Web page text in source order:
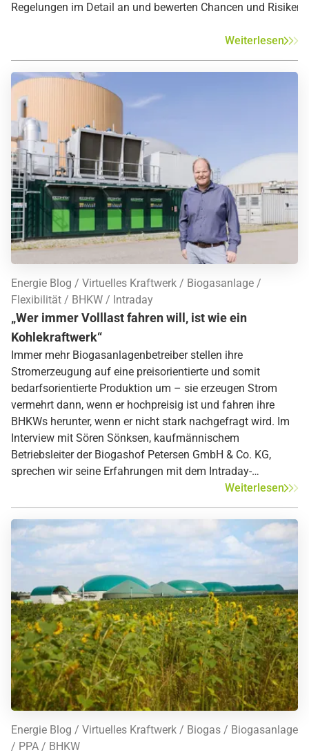
Regelungen im Detail an und bewerten Chancen und Risiken.
Weiterlesen
Energie Blog Virtuelles Kraftwerk
Biogasanlage
Flexibilität
BHKW Intraday
„Wer immer Volllast fahren will, ist wie ein
Kohlekraftwerk“
Immer mehr Biogasanlagenbetreiber stellen ihre
Stromerzeugung auf eine preisorientierte und somit
bedarfsorientierte Produktion um – sie erzeugen Strom
vermehrt dann, wenn er hochpreisig ist und fahren ihre
BHKWs herunter, wenn er nicht stark nachgefragt wird. Im
Interview mit Sören Sönksen, kaufmännischem
Betriebsleiter der Biogashof Petersen GmbH & Co. KG,
sprechen wir seine Erfahrungen mit dem Intraday-
Weiterlesen
Energie Blog Virtuelles Kraftwerk Biogas
Biogasanlage
PPA
BHKW